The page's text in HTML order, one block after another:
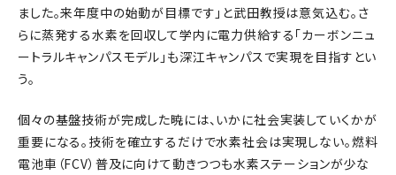
ました。来年度中の始動が目標です」と武田教授は意気込む。さ
らに蒸発する水素を回収して学内に電力供給する「カーボンニュ
ートラルキャンパスモデル」も深江キャンパスで実現を目指すとい
う。
個々の基盤技術が完成した暁には、いかに社会実装していくかが
重要になる。技術を確立するだけで水素社会は実現しない。燃料
電池車（FCV）普及に向けて動きつつも水素ステーションが少な